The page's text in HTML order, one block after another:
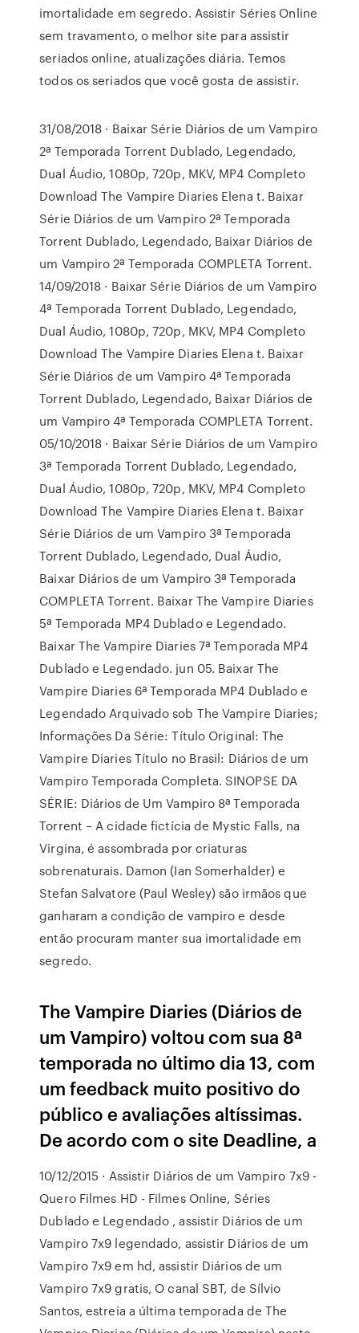
imortalidade em segredo. Assistir Séries Online
sem travamento, o melhor site para assistir
seriados online, atualizações diária. Temos
todos os seriados que você gosta de assistir.
31/08/2018 · Baixar Série Diários de um Vampiro
2ª Temporada Torrent Dublado, Legendado,
Dual Áudio, 1080p, 720p, MKV, MP4 Completo
Download The Vampire Diaries Elena t. Baixar
Série Diários de um Vampiro 2ª Temporada
Torrent Dublado, Legendado, Baixar Diários de
um Vampiro 2ª Temporada COMPLETA Torrent.
14/09/2018 · Baixar Série Diários de um Vampiro
4ª Temporada Torrent Dublado, Legendado,
Dual Áudio, 1080p, 720p, MKV, MP4 Completo
Download The Vampire Diaries Elena t. Baixar
Série Diários de um Vampiro 4ª Temporada
Torrent Dublado, Legendado, Baixar Diários de
um Vampiro 4ª Temporada COMPLETA Torrent.
05/10/2018 · Baixar Série Diários de um Vampiro
3ª Temporada Torrent Dublado, Legendado,
Dual Áudio, 1080p, 720p, MKV, MP4 Completo
Download The Vampire Diaries Elena t. Baixar
Série Diários de um Vampiro 3ª Temporada
Torrent Dublado, Legendado, Dual Áudio,
Baixar Diários de um Vampiro 3ª Temporada
COMPLETA Torrent. Baixar The Vampire Diaries
5ª Temporada MP4 Dublado e Legendado.
Baixar The Vampire Diaries 7ª Temporada MP4
Dublado e Legendado. jun 05. Baixar The
Vampire Diaries 6ª Temporada MP4 Dublado e
Legendado Arquivado sob The Vampire Diaries;
Informações Da Série: Título Original: The
Vampire Diaries Título no Brasil: Diários de um
Vampiro Temporada Completa. SINOPSE DA
SÉRIE: Diários de Um Vampiro 8ª Temporada
Torrent – A cidade fictícia de Mystic Falls, na
Virgina, é assombrada por criaturas
sobrenaturais. Damon (Ian Somerhalder) e
Stefan Salvatore (Paul Wesley) são irmãos que
ganharam a condição de vampiro e desde
então procuram manter sua imortalidade em
segredo.
The Vampire Diaries (Diários de
um Vampiro) voltou com sua 8ª
temporada no último dia 13, com
um feedback muito positivo do
público e avaliações altíssimas.
De acordo com o site Deadline, a
10/12/2015 · Assistir Diários de um Vampiro 7x9 -
Quero Filmes HD - Filmes Online, Séries
Dublado e Legendado , assistir Diários de um
Vampiro 7x9 legendado, assistir Diários de um
Vampiro 7x9 em hd, assistir Diários de um
Vampiro 7x9 gratis, O canal SBT, de Sílvio
Santos, estreia a última temporada de The